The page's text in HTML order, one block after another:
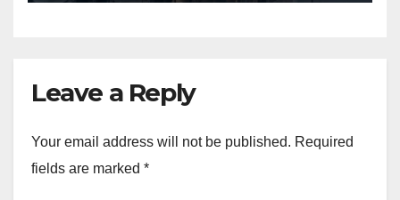
Leave a Reply
Your email address will not be published. Required
fields are marked *